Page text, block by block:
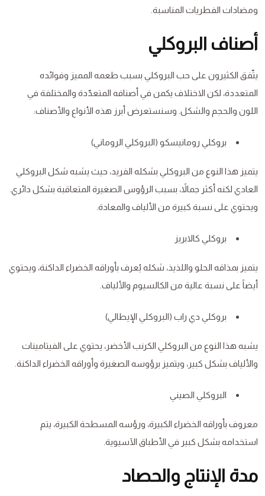
ومضادات الفطريات المناسبة.
أصناف البروكلي
يتّفق الكثيرون على حب البروكلي بسبب طعمه المميز وفوائده
المتعددة، لكن الاختلاف يكمن في أصنافه المتعدّدة والمختلفة في
اللون والحجم والشكل. وسنستعرض أبرز هذه الأنواع والأصناف:
بروكلي رومانيسكو (البروكلي الروماني)
يتميز هذا النوع من البروكلي بشكله الفريد، حيث يشبه شكل البروكلي
العادي لكنه أكثر جمالاً، بسبب الرؤوس الصغيرة المتعاقبة بشكل دائري.
ويحتوي على نسبة كبيرة من الألياف والمعادة.
بروكلي كالابريز
يتميز بمذاقه الحلو واللذيذ، شكله يُعرف بأوراقه الخضراء الداكنة، ويحتوي
أيضاً على نسبة عالية من الكالسيوم والألياف.
بروكلي دي راب (البروكلي الإيطالي)
يشبه هذا النوع من البروكلي الكرنب الأخضر، يحتوي على الفيتامينات
والألياف بشكل كبير، ويتميز برؤوسه الصغيرة وأوراقه الخضراء الداكنة.
البروكلي الصيني
معروف بأوراقه الخضراء الكبيرة، ورؤسه المسطحة الكبيرة، يتم
استخدامه بشكل كبير في الأطباق الآسيوية.
مدة الإنتاج والحصاد